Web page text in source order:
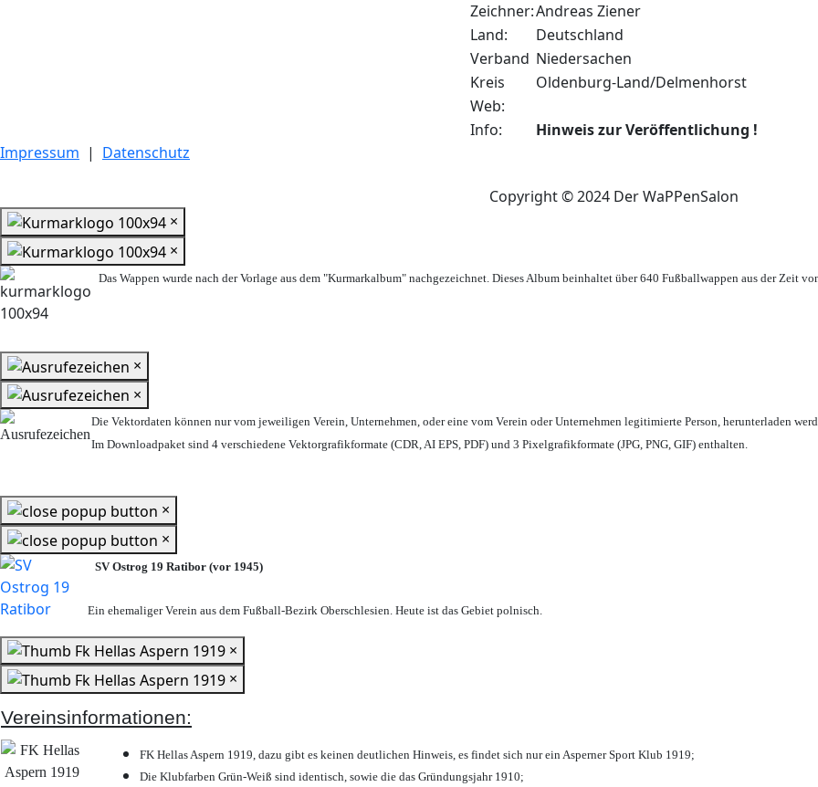
Zeichner:Andreas Ziener
Land:
Deutschland
Verband Niedersachen
Kreis
Oldenburg-Land/Delmenhorst
Web:
Info:
Hinweis zur Veröffentlichung !
Impressum | Datenschutz
Copyright © 2024 Der WaPPenSalon
×
×
Das Wappen wurde nach der Vorlage aus dem "Kurmarkalbum" nachgezeichnet. Dieses Album beinhaltet über 640 Fußballwappen aus der Zeit
×
×
Die Vektordaten können nur vom jeweiligen Verein, Unternehmen, oder eine vom Verein oder Unternehmen legitimierte Person, herunterladen
Im Downloadpaket sind 4 verschiedene Vektorgrafikformate (CDR, AI EPS, PDF) und 3 Pixelgrafikformate (JPG, PNG, GIF) enthalten.
×
×
SV Ostrog 19 Ratibor (vor 1945)
Ein ehemaliger Verein aus dem Fußball-Bezirk Oberschlesien. Heute ist das Gebiet polnisch.
×
×
Vereinsinformationen:
FK Hellas Aspern 1919, dazu gibt es keinen deutlichen Hinweis, es findet sich nur ein Asperner Sport Klub 1919;
Die Klubfarben Grün-Weiß sind identisch, sowie die das Gründungsjahr 1910;